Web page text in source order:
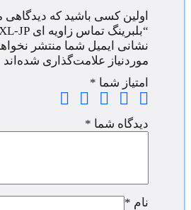
اولین کسی باشید که
“بلبرینگ تماس زاویه ای FAG 7307-B-XL-JP”
نشانی ایمیل شما منتشر
موردنیاز علامت‌گذاری شده‌اند
امتیاز شما *
دیدگاه شما *
نام *